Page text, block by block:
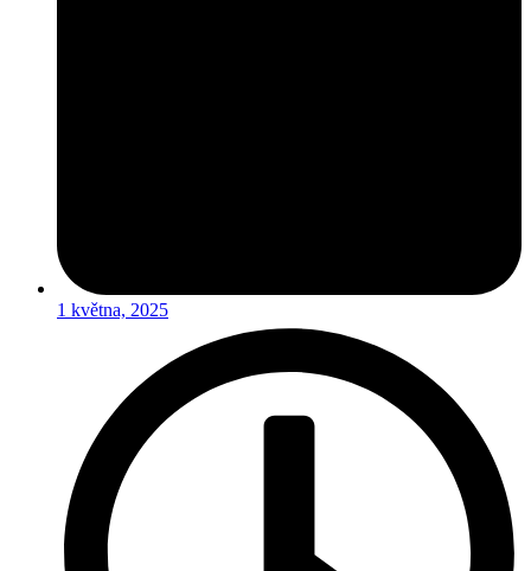
1 května, 2025